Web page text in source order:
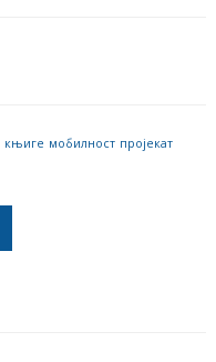
књиге мобилност пројекат